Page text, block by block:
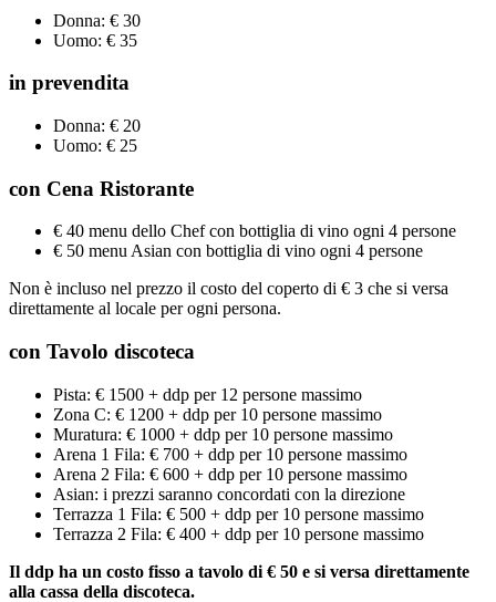
Donna: € 30
Uomo: € 35
in prevendita
Donna: € 20
Uomo: € 25
con Cena Ristorante
€ 40 menu dello Chef con bottiglia di vino ogni 4 persone
€ 50 menu Asian con bottiglia di vino ogni 4 persone
Non è incluso nel prezzo il costo del coperto di € 3 che si versa
direttamente al locale per ogni persona.
con Tavolo discoteca
Pista: € 1500 + ddp per 12 persone massimo
Zona C: € 1200 + ddp per 10 persone massimo
Muratura: € 1000 + ddp per 10 persone massimo
Arena 1 Fila: € 700 + ddp per 10 persone massimo
Arena 2 Fila: € 600 + ddp per 10 persone massimo
Asian: i prezzi saranno concordati con la direzione
Terrazza 1 Fila: € 500 + ddp per 10 persone massimo
Terrazza 2 Fila: € 400 + ddp per 10 persone massimo
Il ddp ha un costo fisso a tavolo di € 50 e si versa direttamente
alla cassa della discoteca.